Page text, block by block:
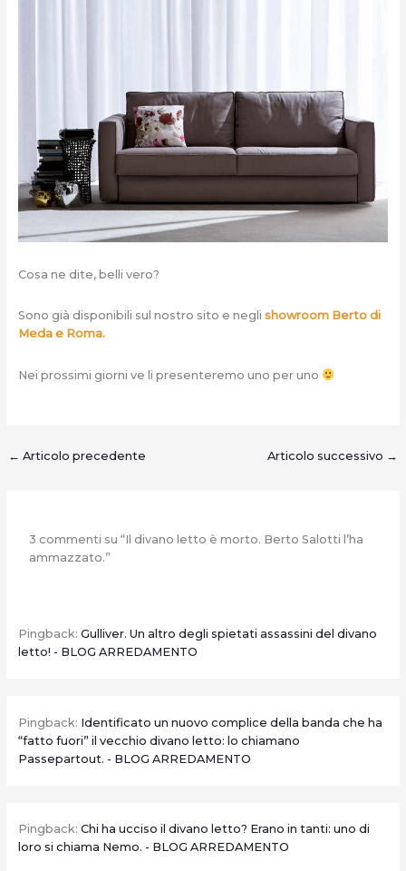
Cosa ne dite, belli vero?
Sono già disponibili sul nostro sito e negli showroom Berto di
Meda e Roma.
Nei prossimi giorni ve li presenteremo uno per uno
← Articolo precedente Articolo successivo →
3 commenti su “Il divano letto è morto. Berto Salotti l’ha
ammazzato.”
Pingback: Gulliver. Un altro degli spietati assassini del divano
letto! - BLOG ARREDAMENTO
Pingback: Identificato un nuovo complice della banda che ha
“fatto fuori” il vecchio divano letto: lo chiamano
Passepartout. - BLOG ARREDAMENTO
Pingback: Chi ha ucciso il divano letto? Erano in tanti: uno di
loro si chiama Nemo. - BLOG ARREDAMENTO